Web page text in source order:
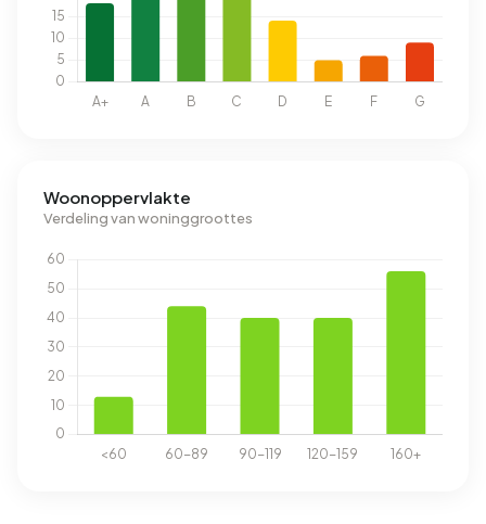
Woonoppervlakte
Verdeling van woninggroottes